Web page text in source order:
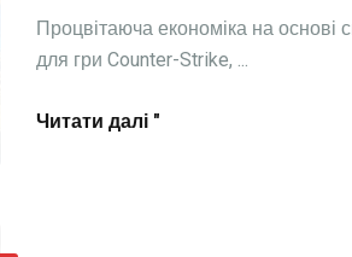
Процвітаюча економіка на основі
для гри Counter-Strike, ...
Читати далі "